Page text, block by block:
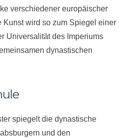
verschiedener europäischer
Kunst wird so zum Spiegel einer
Universalität des Imperiums
dynastischen
spiegelt die dynastische
und den